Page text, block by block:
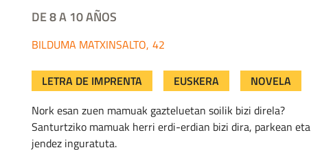
DE 8 A 10 AÑOS
MATXINSALTO 42
LETRA DE IMPRENTA EUSKERA
NOVELA
Nork esan zuen mamuak gazteluetan soilik bizi direla?
Santurtziko mamuak herri erdi-erdian bizi dira, parkean eta
jendez inguratuta.